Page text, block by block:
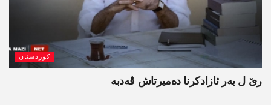
کوردستان
رێ ل بەر ئازادکرنا دەمیرتاش ڤەدبە